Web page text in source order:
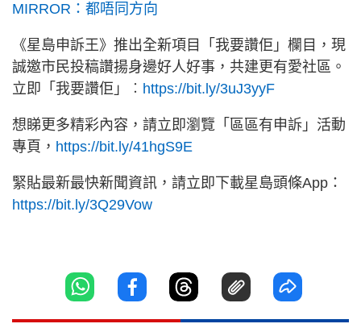
MIRROR：都唔同方向
《星島申訴王》推出全新項目「我要讚佢」欄目，現
誠邀市民投稿讚揚身邊好人好事，共建更有愛社區。
立即「我要讚佢」︰ https://bit.ly/3uJ3yyF
想睇更多精彩內容，請立即瀏覽「區區有申訴」活動
專頁， https://bit.ly/41hgS9E
緊貼最新最快新聞資訊，請立即下載星島頭條App：
https://bit.ly/3Q29Vow